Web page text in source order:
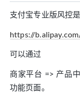
支付宝专业版风控
https://
可以通过
商家平台 => 产品
功能页面。